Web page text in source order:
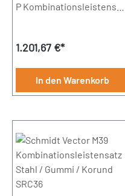
P Kombinationsleistensat
Leiste / Höhe 190mm) 2
á 900mm17 Bohrungen
Regulärer Preis:
1.201,67 €*
In den Warenkorb